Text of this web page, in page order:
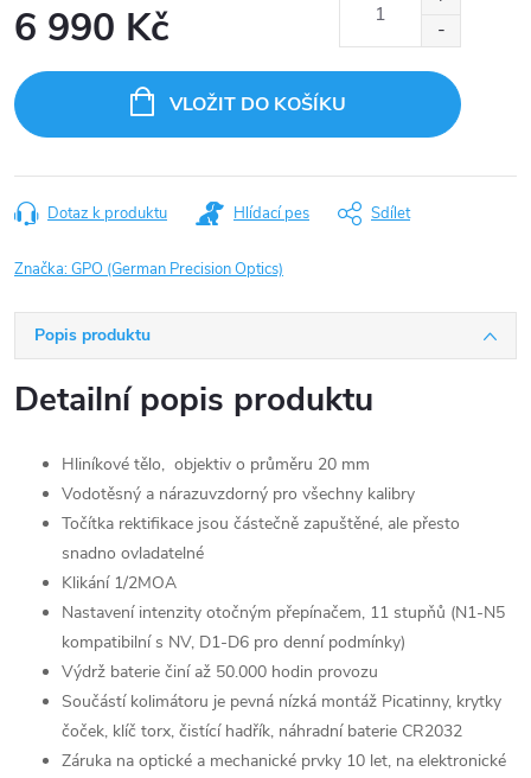
6 990 Kč
cena:
VLOŽIT DO KOŠÍKU
Dotaz k produktu Hlídací pes Sdílet
Značka:GPO (German Precision Optics)
Popis produktu
Detailní popis produktu
Hliníkové tělo, objektiv o průměru 20 mm
Vodotěsný a nárazuvzdorný pro všechny kalibry
Točítka rektifikace jsou částečně zapuštěné, ale přesto
snadno ovladatelné
Klikání 1/2MOA
Nastavení intenzity otočným přepínačem, 11 stupňů (N1-N5
kompatibilní s NV, D1-D6 pro denní podmínky)
Výdrž baterie činí až 50.000 hodin provozu
Součástí kolimátoru je pevná nízká montáž Picatinny, krytky
čoček, klíč torx, čistící hadřík, náhradní baterie CR2032
Záruka na optické a mechanické prvky 10 let, na elektronické